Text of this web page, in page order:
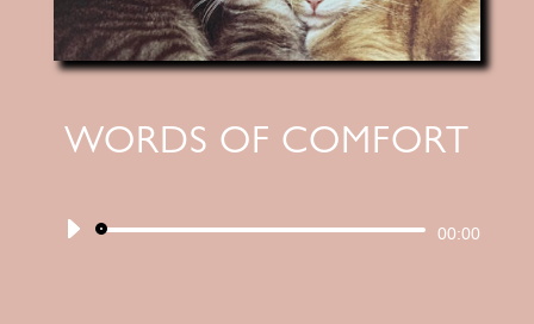
WORDS OF COMFORT
Audiospeler 00:00